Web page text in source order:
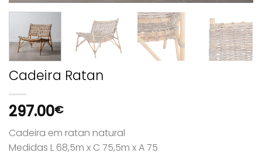
Cadeira Ratan
297.00€
Cadeira em ratan natural
Medidas L 68,5m x C 75,5m x A 75